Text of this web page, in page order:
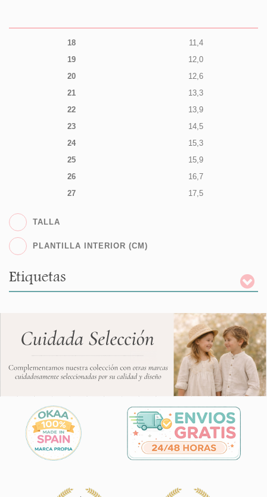
18
11,4
19
12,0
20
12,6
21
13,3
22
13,9
23
14,5
24
15,3
25
15,9
26
16,7
27
17,5
TALLA
PLANTILLA INTERIOR (CM)
Etiquetas